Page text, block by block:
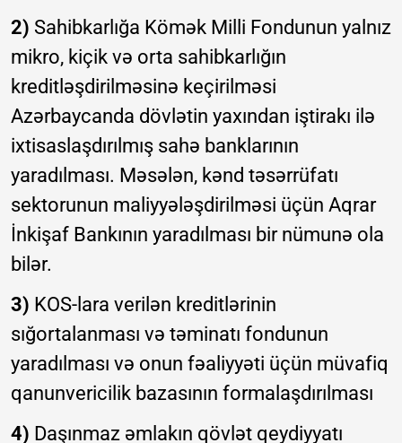
2) Sahibkarlığa Kömək Milli Fondunun yalnız
mikro, kiçik və orta sahibkarlığın
kreditləşdirilməsinə keçirilməsi
Azərbaycanda dövlətin yaxından iştirakı ilə
ixtisaslaşdırılmış sahə banklarının
yaradılması. Məsələn, kənd təsərrüfatı
sektorunun maliyyələşdirilməsi üçün Aqrar
İnkişaf Bankının yaradılması bir nümunə ola
bilər.
3) KOS-lara verilən kreditlərinin
sığortalanması və təminatı fondunun
yaradılması və onun fəaliyyəti üçün müvafiq
qanunvericilik bazasının formalaşdırılması
4) Daşınmaz əmlakın qövlət qeydiyyatı